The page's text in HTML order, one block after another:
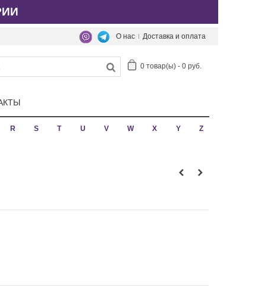
Доставка и оплата
О нас
0 товар(ы) - 0 руб.
R S T U V W X Y
Z